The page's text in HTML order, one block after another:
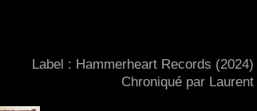
Label : Hammerheart Records (2024)
Chroniqué par Laurent